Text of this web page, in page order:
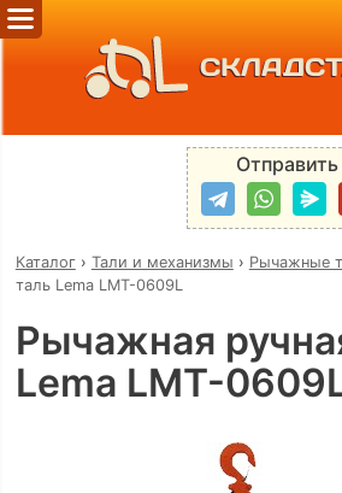
Каталог› Тали и механизмы › Рычажные
таль Lema LMT-0609L
Рычажная
Lema LMT-